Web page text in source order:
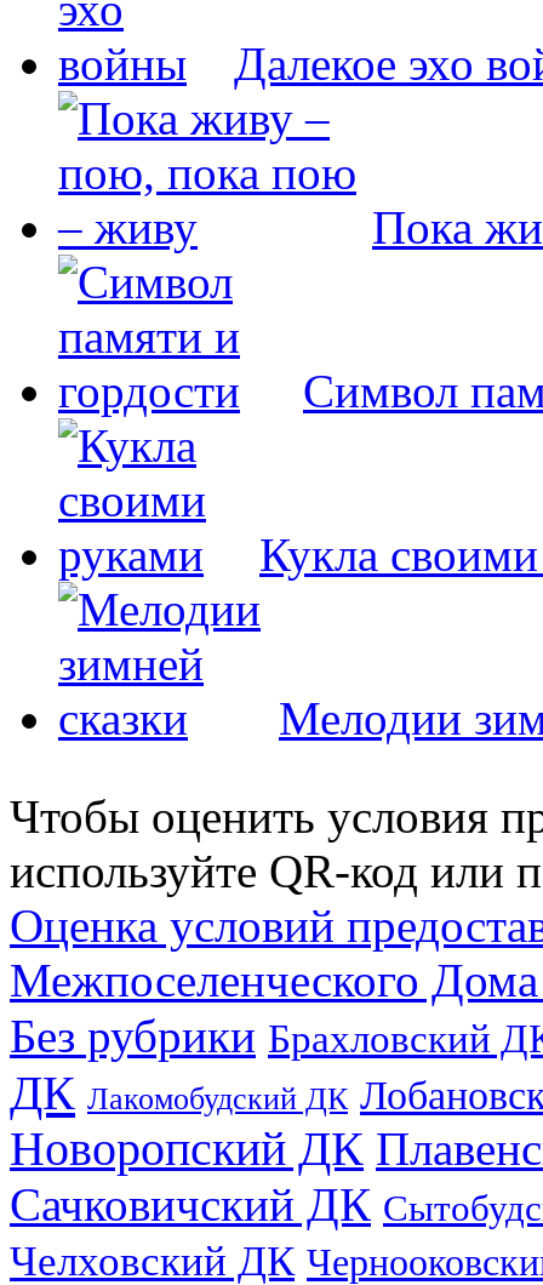
Далекое эхо
Пока
Символ
Кукла
Мелодии
Чтобы оценить условия
используйте QR-код или
Оценка условий
Межпоселенческого
Без рубрики Брахловский
ДК Лакомобудский ДК
Новоропский ДК
Сачковичский ДК
Челховский ДК